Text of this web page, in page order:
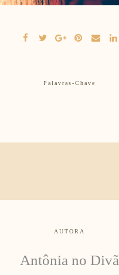
Palavras-Chave
AUTORA
Antônia no Divã